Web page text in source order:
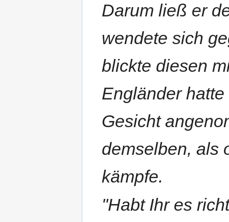
Darum ließ er
wendete sich
blickte diesen
Engländer
Gesicht
demselben, als
kämpfe.
"Habt Ihr es